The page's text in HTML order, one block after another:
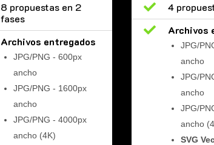
8 propuestas en 2
fases
Archivos entregados
JPG/PNG - 600px
ancho
JPG/PNG - 1600px
ancho
JPG/PNG - 4000px
ancho (4K)

4

Archivos
JPG/
ancho
JPG/
ancho
JPG/
ancho
SVG